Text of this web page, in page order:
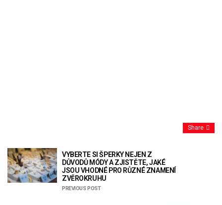
Share
VYBERTE SI ŠPERKY NEJEN Z
DŮVODŮ MÓDY A ZJISTĚTE, JAKÉ
JSOU VHODNÉ PRO RŮZNÉ ZNAMENÍ
ZVĚROKRUHU
PREVIOUS POST